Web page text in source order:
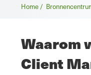
Home /
Waarom
Client